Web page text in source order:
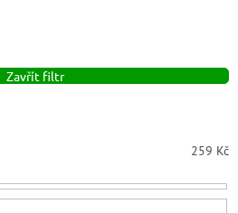
Zavřít filtr
259 Kč